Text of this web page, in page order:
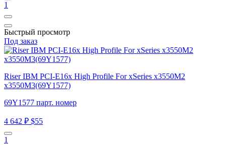
1
Быстрый просмотр
Под заказ
Riser IBM PCI-E16x High Profile For xSeries x3550M2
x3550M3(69Y1577)
69Y1577 парт. номер
4 642 ₽ $55
1